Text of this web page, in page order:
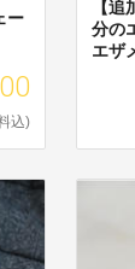
ー
込)
【
分の
エザ